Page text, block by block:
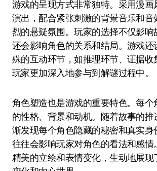
游戏的呈现方式非常独特。采用漫画
演出，配合紧张刺激的背景音乐和音
烈的悬疑氛围。玩家的选择不仅影响
还会影响角色的关系和结局。游戏还
殊的互动环节，如推理环节、证据收
玩家更加深入地参与到解谜过程中。
角色塑造也是游戏的重要特色。每个
的性格、背景和动机。随着故事的推
渐发现每个角色隐藏的秘密和真实身
往往会影响玩家对角色的看法和感情
精美的立绘和表情变化，生动地展现